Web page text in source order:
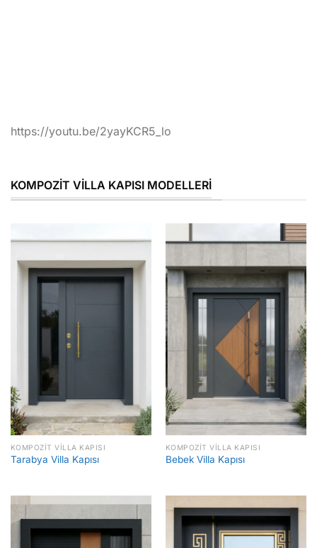
https://youtu.be/2yayKCR5_lo
KOMPOZIT VILLA KAPISI MODELLERI
KOMPOZIT VILLA KAPISI
Tarabya Villa Kapısı
KOMPOZIT VILLA KAPISI
Bebek Villa Kapısı